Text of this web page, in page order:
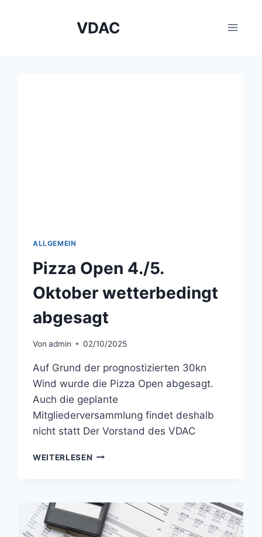
VDAC
ALLGEMEIN
Pizza Open 4./5.
Oktober wetterbedingt
abgesagt
Von admin 02/10/2025
Auf Grund der prognostizierten 30kn
Wind wurde die Pizza Open abgesagt.
Auch die geplante
Mitgliederversammlung findet deshalb
nicht statt Der Vorstand des VDAC
WEITERLESEN PIZZA
WETTERBEDINGT
ABGESAGT